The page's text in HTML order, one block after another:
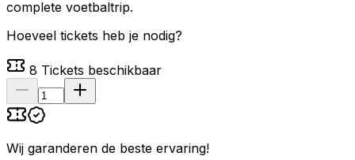
complete voetbaltrip.
Hoeveel tickets heb je nodig?
8 Tickets beschikbaar
Wij garanderen de beste ervaring!